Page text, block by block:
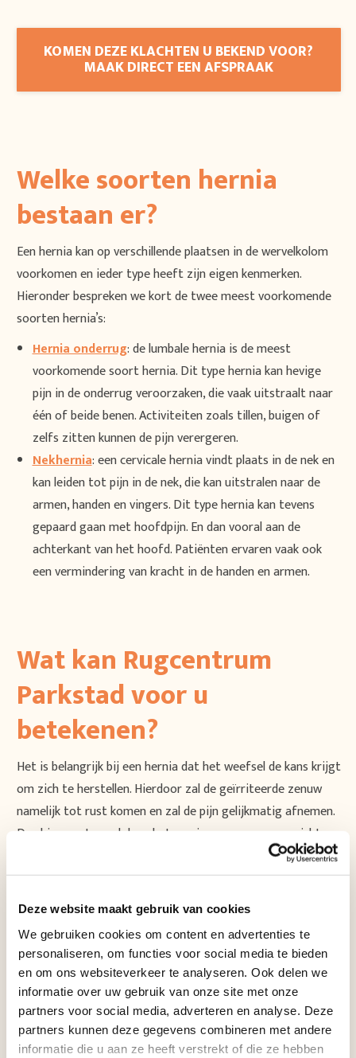
Deze website maakt gebruik van cookies
We gebruiken cookies om content en advertenties te
personaliseren, om functies voor social media te bieden
en om ons websiteverkeer te analyseren. Ook delen we
informatie over uw gebruik van onze site met onze
partners voor social media, adverteren en analyse. Deze
partners kunnen deze gegevens combineren met andere
informatie die u aan ze heeft verstrekt of die ze hebben
KOMEN DEZE KLACHTEN U BEKEND VOOR?
MAAK DIRECT EEN AFSPRAAK
Welke soorten hernia
bestaan er?
Een hernia kan op verschillende plaatsen in de wervelkolom
voorkomen en ieder type heeft zijn eigen kenmerken.
Hieronder bespreken we kort de twee meest voorkomende
soorten hernia’s:
Hernia onderrug: de lumbale hernia is de meest
voorkomende soort hernia. Dit type hernia kan hevige
pijn in de onderrug veroorzaken, die vaak uitstraalt naar
één of beide benen. Activiteiten zoals tillen, buigen of
zelfs zitten kunnen de pijn verergeren.
Nekhernia: een cervicale hernia vindt plaats in de nek en
kan leiden tot pijn in de nek, die kan uitstralen naar de
armen, handen en vingers. Dit type hernia kan tevens
gepaard gaan met hoofdpijn. En dan vooral aan de
achterkant van het hoofd. Patiënten ervaren vaak ook
een vermindering van kracht in de handen en armen.
Wat kan Rugcentrum
Parkstad voor u
betekenen?
Het is belangrijk bij een hernia dat het weefsel de kans krijgt
om zich te herstellen. Hierdoor zal de geïrriteerde zenuw
namelijk tot rust komen en zal de pijn gelijkmatig afnemen.
De chiropractor zal door het corrigeren van uw gewrichten
rondom de hernia de natuurlijke beweeglijkheid van de lage
rug herstellen. Hierdoor wordt de druk op de beschadigde
tussenwervelschijf minder waardoor het weefsel kan gaan
Bij Rugcentrum Parkstad zetten we ons volledig in om uw
klachten te verlichten en uw mobiliteit te verbeteren.
Behandelopties kunnen variëren van conservatieve
methoden zoalsfysiotherapie, waarbij gerichte oefeningen
worden gebruikt om de druk op de zenuwen te verminderen